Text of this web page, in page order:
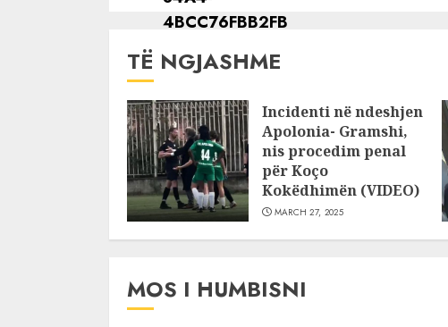
TË NGJASHME
Incidenti në ndeshjen
Apolonia- Gramshi,
nis procedim penal
për Koço
Kokëdhimën (VIDEO)
MARCH 27, 2025
MOS I HUMBISNI